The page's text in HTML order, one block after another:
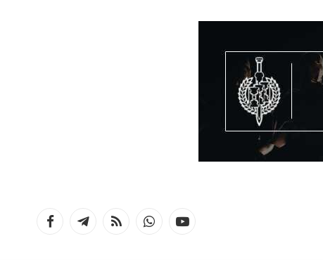
FacebookTelegramRSS WhatsAppYouTube